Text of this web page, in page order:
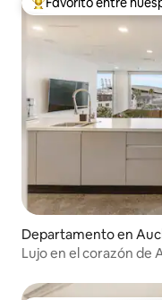
Favorito entre los
Departamento en
Lujo en el corazón de